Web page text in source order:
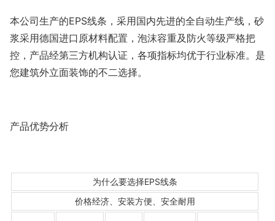
本公司生产的EPS线条，采用国内先进的全自动生产线，砂
浆采用德国进口原材料配置，泡沫容重及防火等级严格把
控，产品经第三方机构认证，各项指标均优于行业标准。是
您建筑外立面装饰的不二选择。
产品优势分析
为什么要选择EPS线条
价格经济、安装方便、安全耐用